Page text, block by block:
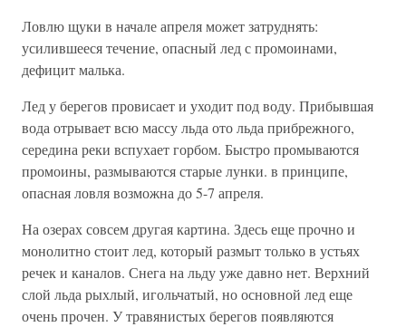
Ловлю щуки в начале апреля может затруднять:
усилившееся течение, опасный лед с промоинами,
дефицит малька.
Лед у берегов провисает и уходит под воду. Прибывшая
вода отрывает всю массу льда ото льда прибрежного,
середина реки вспухает горбом. Быстро промываются
промоины, размываются старые лунки. в принципе,
опасная ловля возможна до 5-7 апреля.
На озерах совсем другая картина. Здесь еще прочно и
монолитно стоит лед, который размыт только в устьях
речек и каналов. Снега на льду уже давно нет. Верхний
слой льда рыхлый, игольчатый, но основной лед еще
очень прочен. У травянистых берегов появляются